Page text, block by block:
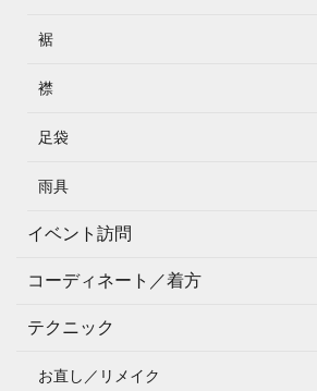
裾
襟
足袋
雨具
イベント訪問
コーディネート／着方
テクニック
お直し／リメイク